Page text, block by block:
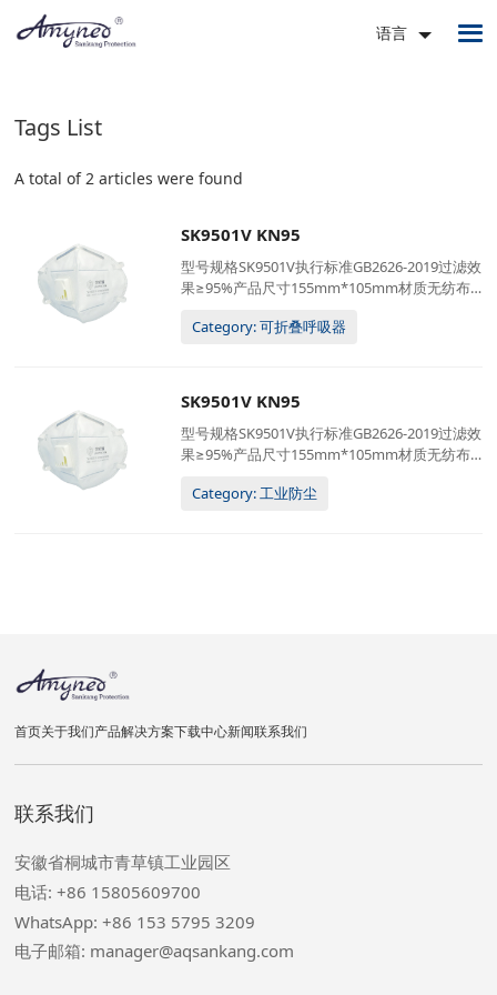
语言
Tags List
A total of 2 articles were found
SK9501V KN95
型号规格SK9501V执行标准GB2626-2019过滤效
果≥95%产品尺寸155mm*105mm材质无纺布 +
受 (logo / 包装)包装20只/盒;40盒/箱68*48*55
Category: 可折叠呼吸器
SK9501V KN95
型号规格SK9501V执行标准GB2626-2019过滤效
果≥95%产品尺寸155mm*105mm材质无纺布 +
受 (logo / 包装)包装20只/盒;40盒/箱68*48*55
Category: 工业防尘
首页关于我们产品解决方案下载中心新闻联系我们
联系我们
安徽省桐城市青草镇工业园区
电话: +86 15805609700
WhatsApp: +86 153 5795 3209
电子邮箱: manager@aqsankang.com